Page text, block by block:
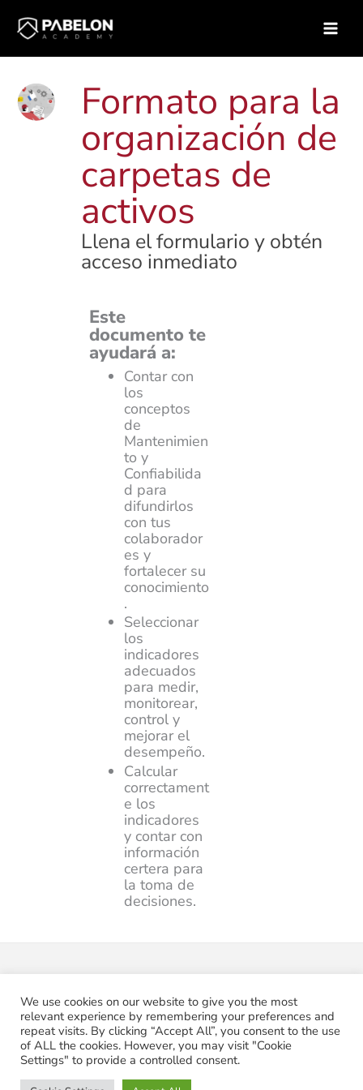
contenido
Inicio Biblioteca de contenidos
Formato para la organización de carpetas de activos
Formato para la
organización de
carpetas de
activos
Llena el formulario y obtén
acceso inmediato
Este
documento te
ayudará a:
Contar con
los
conceptos
de
Mantenimien
to y
Confiabilida
d para
difundirlos
con tus
colaborador
es y
fortalecer su
conocimiento
.
Seleccionar
los
indicadores
adecuados
para medir,
monitorear,
control y
mejorar el
desempeño.
Calcular
correctament
e los
indicadores
y contar con
información
certera para
la toma de
decisiones.
Copyright © 2026 Pabelon
We use cookies on our website to give you the most
relevant experience by remembering your preferences and
repeat visits. By clicking “Accept All”, you consent to the use
of ALL the cookies. However, you may visit "Cookie
Settings" to provide a controlled consent.